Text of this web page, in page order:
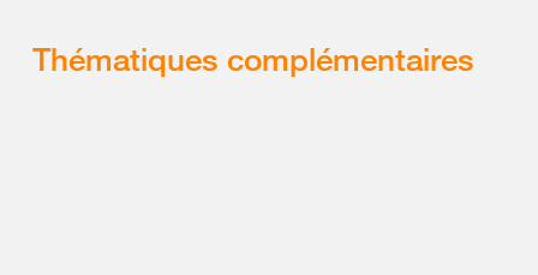
Thématiques complémentaires